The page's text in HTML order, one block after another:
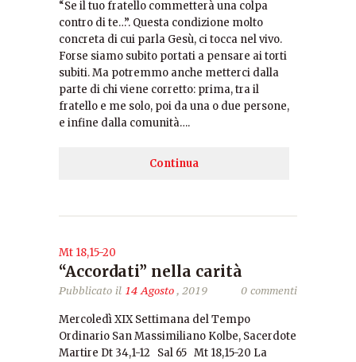
“Se il tuo fratello commetterà una colpa
contro di te…”. Questa condizione molto
concreta di cui parla Gesù, ci tocca nel vivo.
Forse siamo subito portati a pensare ai torti
subiti. Ma potremmo anche metterci dalla
parte di chi viene corretto: prima, tra il
fratello e me solo, poi da una o due persone,
e infine dalla comunità….
Continua
Mt 18,15-20
“Accordati” nella carità
Pubblicato il 14 Agosto, 2019 0 commenti
Mercoledì XIX Settimana del Tempo
Ordinario San Massimiliano Kolbe, Sacerdote
Martire Dt 34,1-12 Sal 65 Mt 18,15-20 La